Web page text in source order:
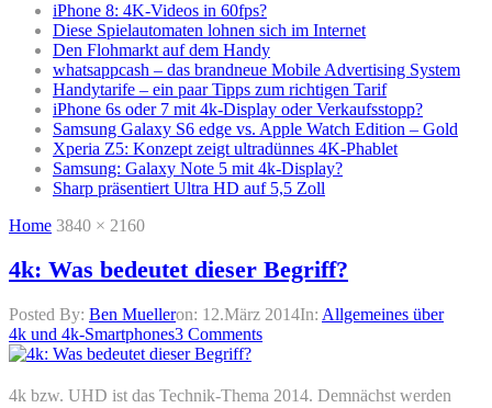
iPhone 8: 4K-Videos in 60fps?
Diese Spielautomaten lohnen sich im Internet
Den Flohmarkt auf dem Handy
whatsappcash – das brandneue Mobile Advertising System
Handytarife – ein paar Tipps zum richtigen Tarif
iPhone 6s oder 7 mit 4k-Display oder Verkaufsstopp?
Samsung Galaxy S6 edge vs. Apple Watch Edition – Gold
Xperia Z5: Konzept zeigt ultradünnes 4K-Phablet
Samsung: Galaxy Note 5 mit 4k-Display?
Sharp präsentiert Ultra HD auf 5,5 Zoll
Home 3840 × 2160
4k: Was bedeutet dieser Begriff?
Posted By: Ben Muelleron: 12.März 2014In: Allgemeines über
4k und 4k-Smartphones3 Comments
4k bzw. UHD ist das Technik-Thema 2014. Demnächst werden